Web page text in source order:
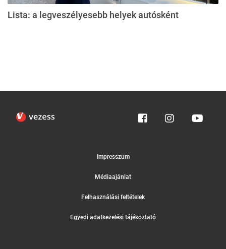
Lista: a legveszélyesebb helyek autósként
Impresszum
Médiaajánlat
Felhasználási feltételek
Egyedi adatkezelési tájékoztató